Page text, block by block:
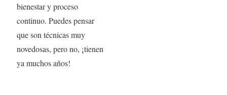
bienestar y proceso
continuo. Puedes pensar
que son técnicas muy
novedosas, pero no, ¡tienen
ya muchos años!